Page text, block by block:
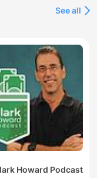
See all
Howard Podcast